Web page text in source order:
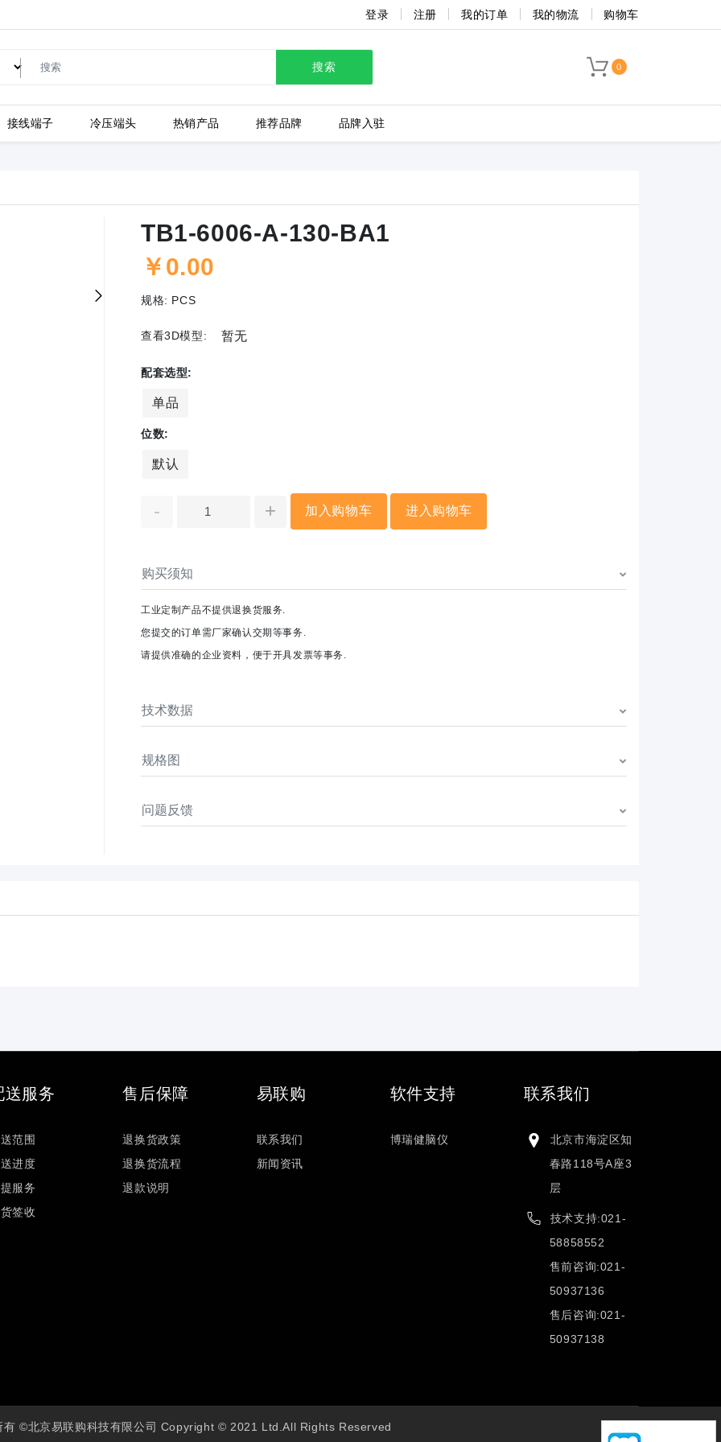
登录 注册 我的订单 我的物流 购物车
搜索 0
接线端子 冷压端头 热销产品 推荐品牌 品牌入驻
LC80-2.54-10P-130-00A
TB1-6006-A-130-BA1
￥0.00
规格: PCS
查看3D模型: 暂无
配套选型:
单品
位数:
默认
- + 加入购物车 进入购物车
购买须知
工业定制产品不提供退换货服务.
您提交的订单需厂家确认交期等事务.
请提供准确的企业资料，便于开具发票等事务.
技术数据
规格图
问题反馈
送服务
范围
进度
服务
签收
售后保障
退换货政策
退换货流程
退款说明
易联购
联系我们
新闻资讯
软件支持
博瑞健脑仪
联系我们
北京市海淀区知
春路118号A座3
层
技术支持:021-
58858552
售前咨询:021-
50937136
售后咨询:021-
50937138
有 ©北京易联购科技有限公司 Copyright © 2021 Ltd.All Rights Reserved